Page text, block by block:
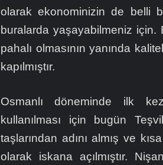
olarak ekonominizin de belli
buralarda yaşayabilmeniz
pahalı olmasının yanında
kapılmıştır.
Osmanlı döneminde ilk
kullanılması için bugün
taşlarından adını almış ve
olarak iskana açılmıştır.